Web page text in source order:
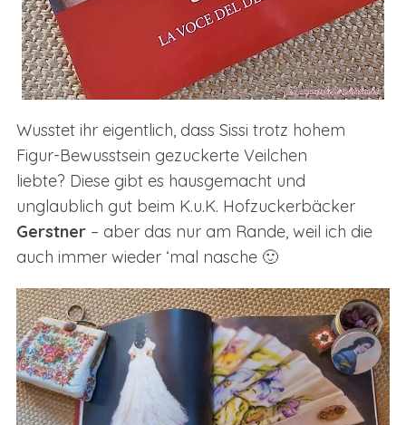
Wusstet ihr eigentlich, dass Sissi trotz hohem
Figur-Bewusstsein gezuckerte Veilchen
liebte? Diese gibt es hausgemacht und
unglaublich gut beim K.u.K. Hofzuckerbäcker
Gerstner– aber das nur am Rande, weil ich die
auch immer wieder ‘mal nasche 🙂